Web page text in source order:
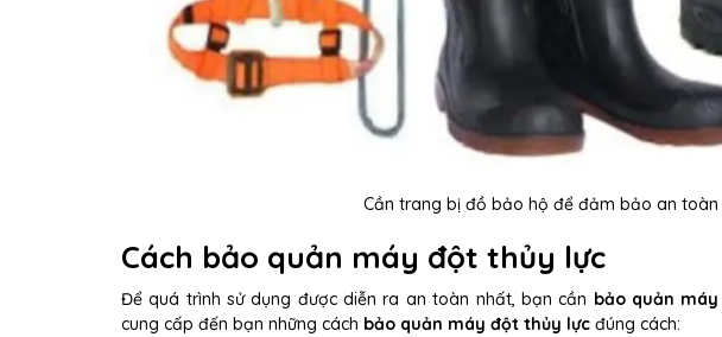
Cần trang bị đồ bảo hộ để đảm bảo an
Cách bảo quản máy đột thủy lực
Để quá trình sử dụng được diễn ra an toàn nhất, bạn cần bảo quản
cung cấp đến bạn những cách bảo quản máy đột thủy lực đúng cách: